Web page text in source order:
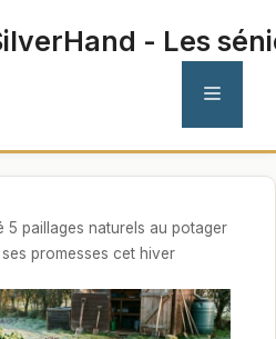
- Les
MENU
5 paillages naturels au potager
promesses cet hiver